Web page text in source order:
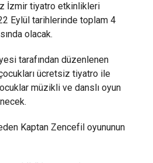
İzmir tiyatro etkinlikleri
Eylül tarihlerinde toplam 4
olacak.
tarafından düzenlenen
ücretsiz tiyatro ile
müzikli ve danslı oyun
Kaptan Zencefil oyununun